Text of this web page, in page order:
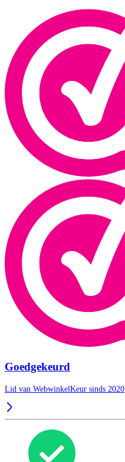
Goedgekeurd
Lid van WebwinkelKeur sinds 2020